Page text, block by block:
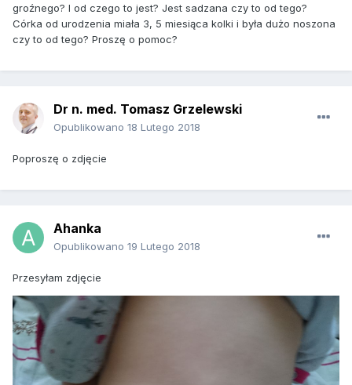
groźnego? I od czego to jest? Jest sadzana czy to od tego?
Córka od urodzenia miała 3, 5 miesiąca kolki i była dużo noszona
czy to od tego? Proszę o pomoc?
Dr n. med. Tomasz Grzelewski
Opublikowano 18 Lutego 2018
Poproszę o zdjęcie
Ahanka
Opublikowano 19 Lutego 2018
Przesyłam zdjęcie